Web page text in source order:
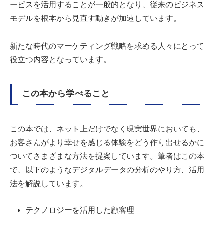
ービスを活用することが一般的となり、従来のビジネス
モデルを根本から見直す動きが加速しています。
新たな時代のマーケティング戦略を求める人々にとって
役立つ内容となっています。
この本から学べること
この本では、ネット上だけでなく現実世界においても、
お客さんがより幸せを感じる体験をどう作り出せるかに
ついてさまざまな方法を提案しています。筆者はこの本
で、以下のようなデジタルデータの分析のやり方、活用
法を解説しています。
テクノロジーを活用した顧客理